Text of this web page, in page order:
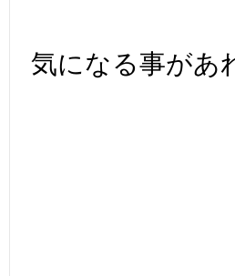
気になる事があ